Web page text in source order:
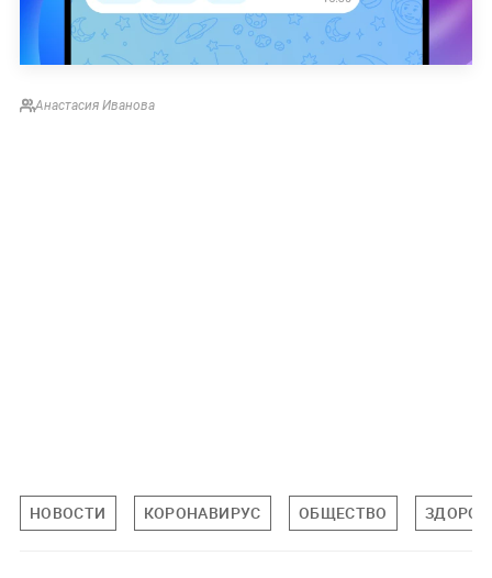
Анастасия Иванова
НОВОСТИ КОРОНАВИРУС ОБЩЕСТВО